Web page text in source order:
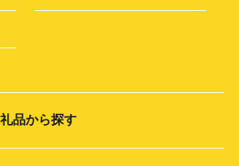
品から探す